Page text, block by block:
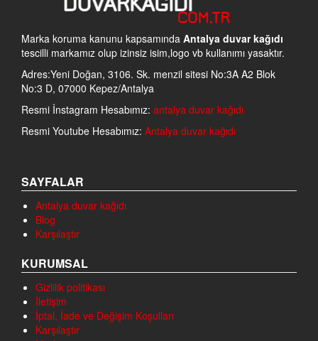
Marka koruma kanunu kapsamında Antalya duvar kağıdı
tescilli markamız olup izinsiz isim,logo vb kullanımı yasaktır.
Adres:Yeni Doğan, 3106. Sk. menzil sitesi No:3A A2 Blok
No:3 D, 07000 Kepez/Antalya
Resmi İnstagram Hesabımız: antalya duvar kağıdı
Resmi Youtube Hesabımız: Antalya duvar kağıdı
SAYFALAR
Antalya duvar kağıdı
Blog
Karşılaştır
KURUMSAL
Gizlilik politikası
İletişim
İptal, İade ve Değişim Koşulları
Karşılaştır